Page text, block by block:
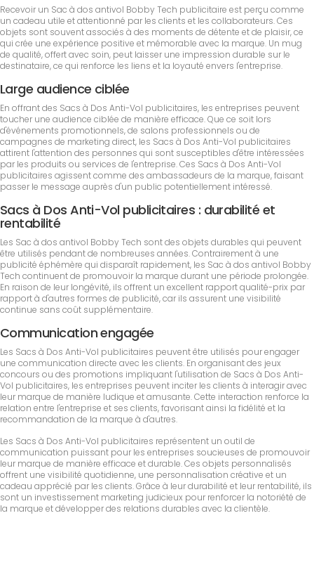
Recevoir un Sac à dos antivol Bobby Tech publicitaire est perçu comme
un cadeau utile et attentionné par les clients et les collaborateurs. Ces
objets sont souvent associés à des moments de détente et de plaisir, ce
qui crée une expérience positive et mémorable avec la marque. Un mug
de qualité, offert avec soin, peut laisser une impression durable sur le
destinataire, ce qui renforce les liens et la loyauté envers l'entreprise.
Large audience ciblée
En offrant des Sacs à Dos Anti-Vol publicitaires, les entreprises peuvent
toucher une audience ciblée de manière efficace. Que ce soit lors
d'événements promotionnels, de salons professionnels ou de
campagnes de marketing direct, les Sacs à Dos Anti-Vol publicitaires
attirent l'attention des personnes qui sont susceptibles d'être intéressées
par les produits ou services de l'entreprise. Ces Sacs à Dos Anti-Vol
publicitaires agissent comme des ambassadeurs de la marque, faisant
passer le message auprès d'un public potentiellement intéressé.
Sacs à Dos Anti-Vol publicitaires : durabilité et
rentabilité
Les Sac à dos antivol Bobby Tech sont des objets durables qui peuvent
être utilisés pendant de nombreuses années. Contrairement à une
publicité éphémère qui disparaît rapidement, les Sac à dos antivol Bobby
Tech continuent de promouvoir la marque durant une période prolongée.
En raison de leur longévité, ils offrent un excellent rapport qualité-prix par
rapport à d'autres formes de publicité, car ils assurent une visibilité
continue sans coût supplémentaire.
Communication engagée
Les Sacs à Dos Anti-Vol publicitaires peuvent être utilisés pour engager
une communication directe avec les clients. En organisant des jeux
concours ou des promotions impliquant l'utilisation de Sacs à Dos Anti-
Vol publicitaires, les entreprises peuvent inciter les clients à interagir avec
leur marque de manière ludique et amusante. Cette interaction renforce la
relation entre l'entreprise et ses clients, favorisant ainsi la fidélité et la
recommandation de la marque à d'autres.
Les Sacs à Dos Anti-Vol publicitaires représentent un outil de
communication puissant pour les entreprises soucieuses de promouvoir
leur marque de manière efficace et durable. Ces objets personnalisés
offrent une visibilité quotidienne, une personnalisation créative et un
cadeau apprécié par les clients. Grâce à leur durabilité et leur rentabilité, ils
sont un investissement marketing judicieux pour renforcer la notoriété de
la marque et développer des relations durables avec la clientèle.